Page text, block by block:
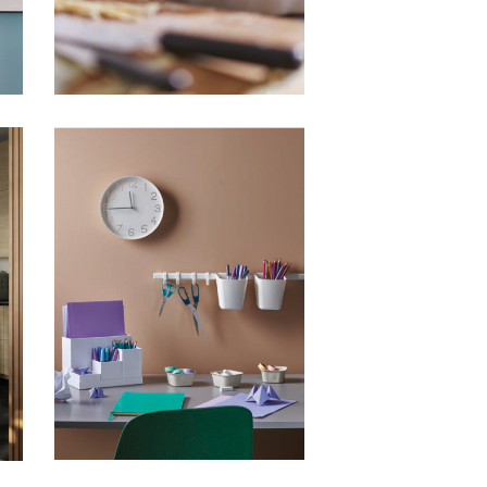
HFA IKEA